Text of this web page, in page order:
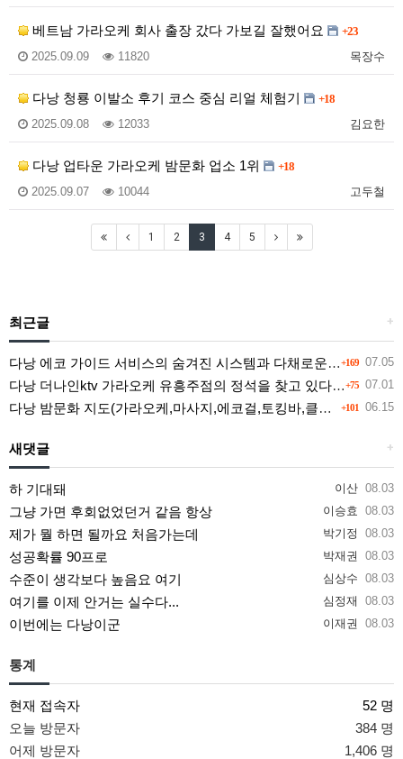
베트남 가라오케 회사 출장 갔다 가보길 잘했어요 +23
목장수
2025.09.09 11820
다낭 청룡 이발소 후기 코스 중심 리얼 체험기 +18
김요한
2025.09.08 12033
다낭 업타운 가라오케 밤문화 업소 1위 +18
고두철
2025.09.07 10044
1 2 3 4 5
+
최근글
+169 07.05
다낭 에코 가이드 서비스의 숨겨진 시스템과 다채로운 인력 풀의 진실
+75 07.01
다낭 더나인ktv 가라오케 유흥주점의 정석을 찾고 있다면 여기
+101 06.15
다낭 밤문화 지도(가라오케,마사지,에코걸,토킹바,클럽) 유흥별 가격 및 후기공유
+
새댓글
이산 08.03
하 기대돼
이승효 08.03
그냥 가면 후회없었던거 같음 항상
박기정 08.03
제가 뭘 하면 될까요 처음가는데
박재권 08.03
성공확률 90프로
심상수 08.03
수준이 생각보다 높음요 여기
심정재 08.03
여기를 이제 안거는 실수다...
이재권 08.03
이번에는 다낭이군
통계
현재 접속자
52 명
오늘 방문자
384 명
어제 방문자
1,406 명